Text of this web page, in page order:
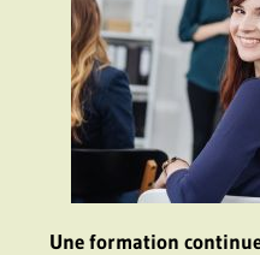
Une formation